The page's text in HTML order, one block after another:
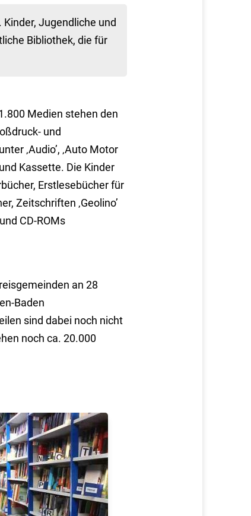
Jugendliche und
Bibliothek, die für
Medien stehen den
und
‚Audio’, ‚Auto Motor
Kassette. Die Kinder
Erstlesebücher für
Zeitschriften ‚Geolino’
CD-ROMs
an 28
Baden
sind dabei noch nicht
noch ca. 20.000